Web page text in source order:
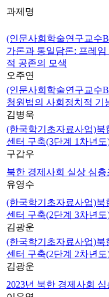
과제명
(인문사회학술연구교수
가론과 통일담론: 프레임
적 공존의 모색
오주연
(인문사회학술연구교수
청원법의 사회정치적 기
김병욱
(한국학기초자료사업)북
센터 구축(3단계 1차년도
구갑우
북한 경제사회 실상 심층
유영수
(한국학기초자료사업)북
센터 구축(2단계 3차년도
김광운
(한국학기초자료사업)북
센터 구축(2단계 2차년도
김광운
2023년 북한 경제사회